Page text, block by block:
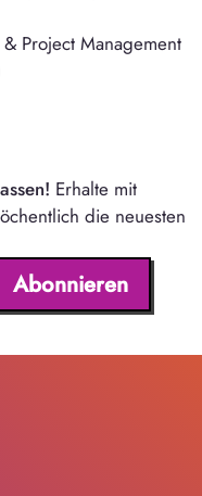
Project Management
Erhalte mit
die neuesten
Abonnieren